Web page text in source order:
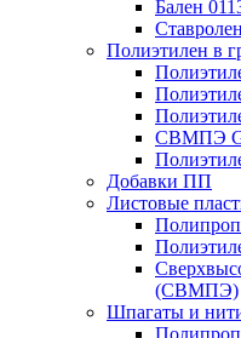
Бален
Полиэтилен в
СВМПЭ
Добавки ПП
Листовые
(СВМПЭ)
Шпагаты и